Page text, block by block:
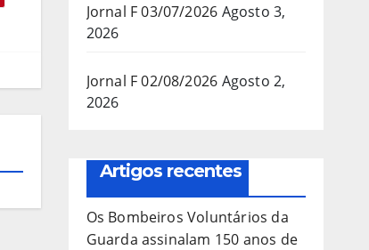
Jornal F 03/07/2026 Agosto 3,
2026
Jornal F 02/08/2026 Agosto 2,
2026
Artigos recentes
Os Bombeiros Voluntários da
Guarda assinalam 150 anos de